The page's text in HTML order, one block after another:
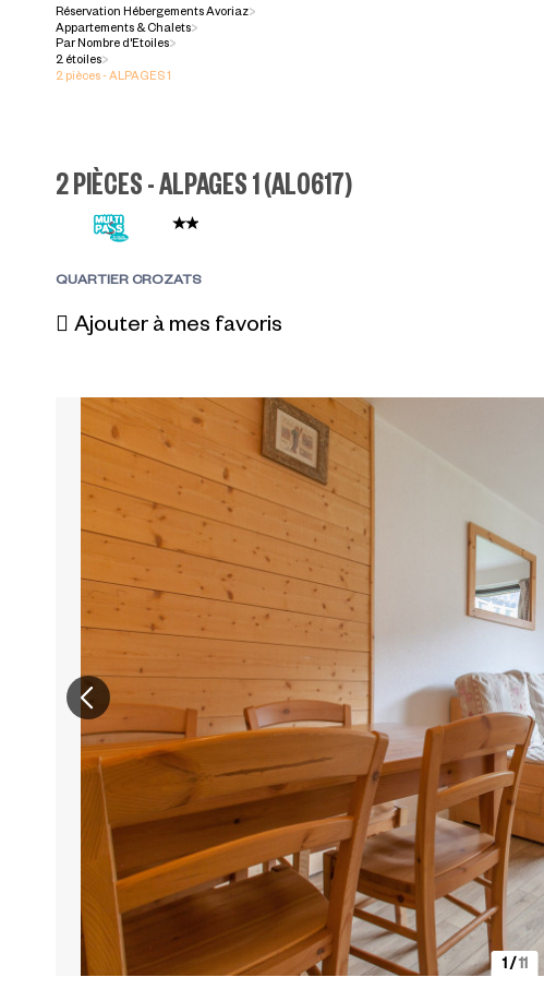
Réservation Hébergements Avoriaz>
Appartements & Chalets>
Par Nombre d'Etoiles>
2 étoiles>
2 pièces - ALPAGES 1
2 PIÈCES - ALPAGES 1(AL0617)
QUARTIER CROZATS
Ajouter à mes favoris
1/11